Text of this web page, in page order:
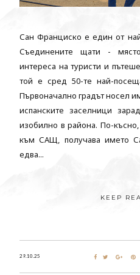
Сан Франциско е един от
Съединените щати -
интереса на туристи и
той е сред 50-те най-
Първоначално градът носел
испанските заселници
изобилно в района. По-
към САЩ, получава името
едва...
KEEP
29.10.25